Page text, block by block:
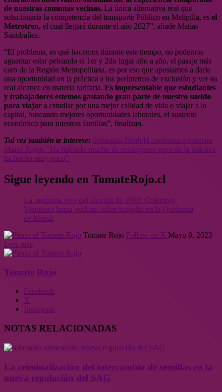
de nuestras comunas vecinas. La única alternativa real que
solucionaría la competencia del transporte Público en Melipilla, es el
Metrotren, el cual llegará durante el año 2027”, añade Matias
Santibañez.
“El problema, es qué hacemos durante este tiempo, no podemos
aguantar estar peleando el 1er y 2do lugar año a año, el pasaje más
caro de la Región Metropolitana, es por eso que apostamos a darle
una oportunidad en la práctica a los perímetros de exclusión y ver su
real alcance en materia tarifaria. Es impresentable que estudiantes
y trabajadores estemos gastando gran parte de nuestro sueldo
para viajar a estudiar por una mejor calidad de vida o viajar a la
capital, buscando mejores oportunidades laborales, el sustento
económico para nuestras familias”, finalizan.
Tal vez también te interese: Sebastián Benfeld cuestiona a ministra
Maisa Rojas: “Ha hablado mucho de ecologismo pero en la práctica
ha hecho muy poco”
Sigue leyendo en TomateRojo.cl
La memoria viva del aluvión de 1993: Colectivo
Vientosur lanza podcast sobre tragedia en la Quebrada
de Macul
Tomate Rojo Follow on X Mayo 9, 2023
Leer más
Tomate Rojo
Facebook
X
Instagram
NOTAS RELACIONADAS
La criminalización del intercambio de semillas en la
nueva regulación del SAG